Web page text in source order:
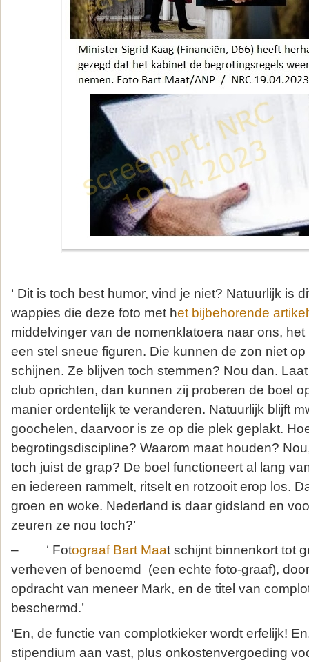
‘ Dit is toch best humor, vind je niet? Natuurlijk is
wappies die deze foto met het bijbehorende
middelvinger van de nomenklatoera naar ons,
een stel sneue figuren. Die kunnen de zon niet
schijnen. Ze blijven toch stemmen? Nou dan.
club oprichten, dan kunnen zij proberen de boel
manier ordentelijk te veranderen. Natuurlijk blijft
goochelen, daarvoor is ze op die plek geplakt.
begrotingsdiscipline? Waarom maat houden?
toch juist de grap? De boel functioneert al lang
en iedereen rammelt, ritselt en rotzooit erop los.
groen en woke. Nederland is daar gidsland en
zeuren ze nou toch?’
– ‘ Fotograaf Bart Maat schijnt binnenkort tot
verheven of benoemd (een echte foto-graaf),
opdracht van meneer Mark, en de titel van
beschermd.’
‘En, de functie van complotkieker wordt erfelijk!
stipendium aan vast, plus onkostenvergoeding